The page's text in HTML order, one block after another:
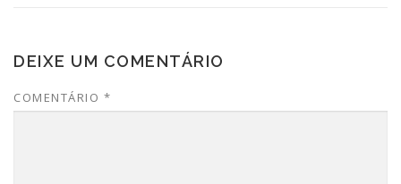
DEIXE UM COMENTÁRIO
COMENTÁRIO *